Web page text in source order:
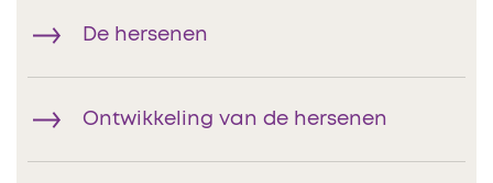
De hersenen
Ontwikkeling van de hersenen